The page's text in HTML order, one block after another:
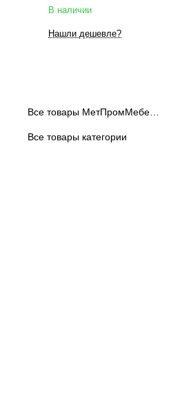
В наличии
Нашли дешевле?
Все товары категории